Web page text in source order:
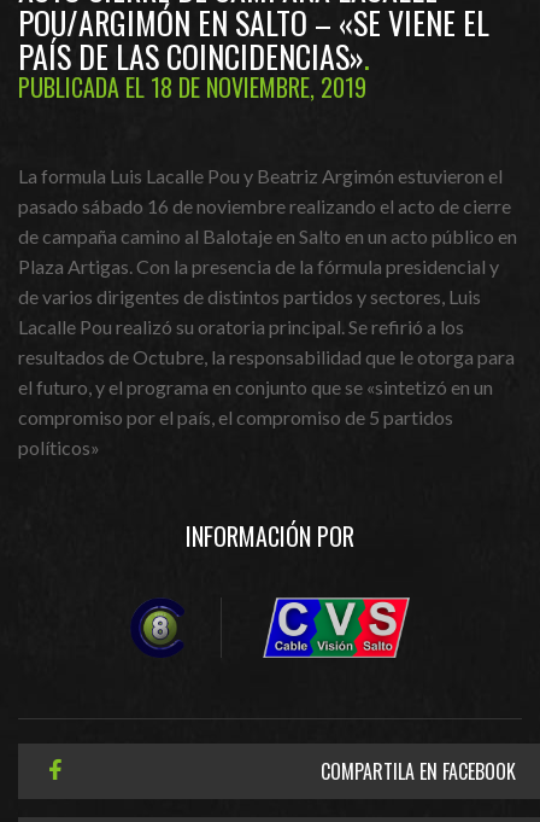
POU/ARGIMÓN EN SALTO – «SE VIENE EL
PAÍS DE LAS COINCIDENCIAS»
PUBLICADA EL 18 DE NOVIEMBRE, 2019
La formula Luis Lacalle Pou y Beatriz Argimón estuvieron el
pasado sábado 16 de noviembre realizando el acto de cierre
de campaña camino al Balotaje en Salto en un acto público en
Plaza Artigas. Con la presencia de la fórmula presidencial y
de varios dirigentes de distintos partidos y sectores, Luis
Lacalle Pou realizó su oratoria principal. Se refirió a los
resultados de Octubre, la responsabilidad que le otorga para
el futuro, y el programa en conjunto que se «sintetizó en un
compromiso por el país, el compromiso de 5 partidos
políticos»
INFORMACIÓN POR
COMPARTILA EN FACEBOOK